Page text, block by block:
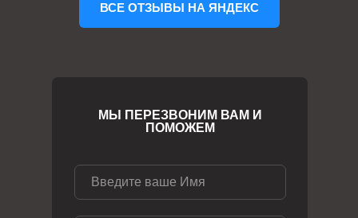
ВСЕ ОТЗЫВЫ НА ЯНДЕКС
МЫ ПЕРЕЗВОНИМ ВАМ И
ПОМОЖЕМ